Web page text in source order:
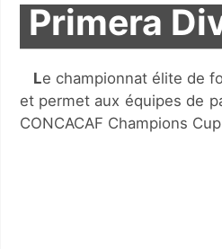
Primera
Le championnat élite de football de Costa Rica a été fondé en 1921,
et permet aux équipes de
CONCACAF Champions